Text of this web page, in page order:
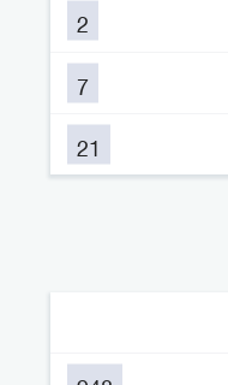
2
7
21